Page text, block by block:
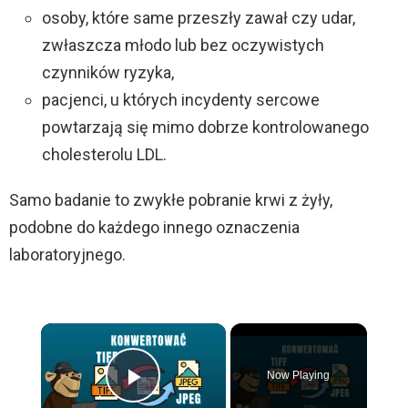
osoby, które same przeszły zawał czy udar,
zwłaszcza młodo lub bez oczywistych
czynników ryzyka,
pacjenci, u których incydenty sercowe
powtarzają się mimo dobrze kontrolowanego
cholesterolu LDL.
Samo badanie to zwykłe pobranie krwi z żyły,
podobne do każdego innego oznaczenia
laboratoryjnego.
×
Now Playing